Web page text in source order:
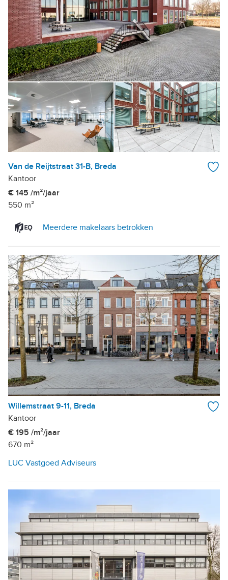
Van de Reijtstraat 31-B, Breda
Kantoor
€ 145 /m²/jaar
550 m²
Meerdere makelaars betrokken
Willemstraat 9-11, Breda
Kantoor
€ 195 /m²/jaar
670 m²
LUC Vastgoed Adviseurs